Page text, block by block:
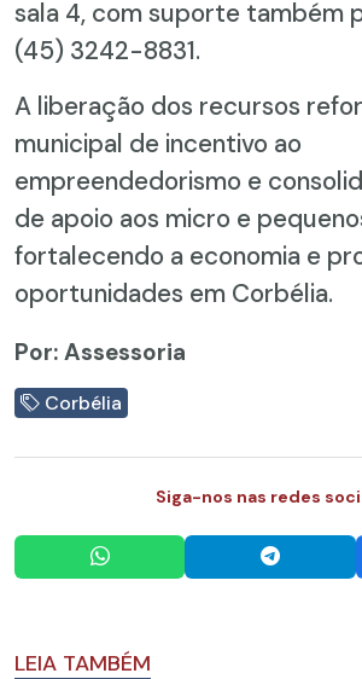
sala 4, com suporte também
(45) 3242-8831.
A liberação dos recursos
municipal de incentivo ao
empreendedorismo e
de apoio aos micro e
fortalecendo a economia e
oportunidades em Corbélia.
Por: Assessoria
Corbélia
Siga-nos nas redes
LEIA TAMBÉM